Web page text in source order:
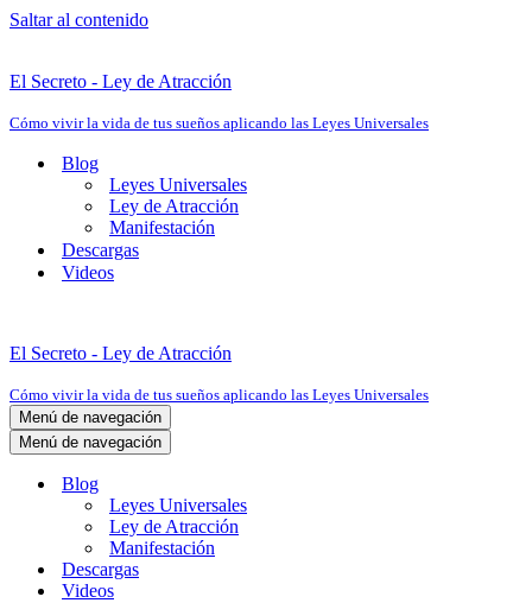
Saltar al contenido
El Secreto - Ley de Atracción
Cómo vivir la vida de tus sueños aplicando las Leyes Universales
Blog
Leyes Universales
Ley de Atracción
Manifestación
Descargas
Videos
El Secreto - Ley de Atracción
Cómo vivir la vida de tus sueños aplicando las Leyes Universales
Menú de navegación
Menú de navegación
Blog
Leyes Universales
Ley de Atracción
Manifestación
Descargas
Videos